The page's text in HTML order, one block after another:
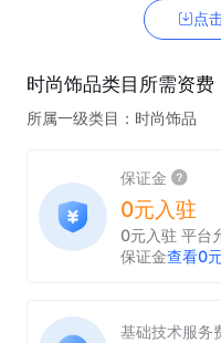
点
时尚饰品类目 所需资费
所属一级类目： 时尚饰品
保证金
0元入驻
0元入驻 平台
保证金查看0
基础技术服务